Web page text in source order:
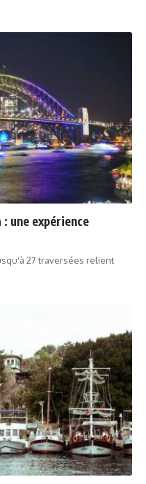
une expérience
27 traversées relient